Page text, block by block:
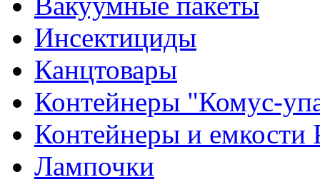
Инсектициды
Канцтовары
Контейнеры "Комус-
Контейнеры и емкости
Лампочки